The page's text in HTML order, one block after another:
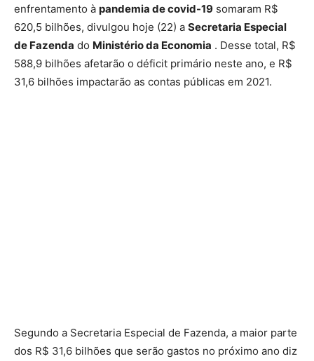
enfrentamento à pandemia de covid-19 somaram R$
620,5 bilhões, divulgou hoje (22) a Secretaria Especial
de Fazenda do Ministério da Economia . Desse total, R$
588,9 bilhões afetarão o déficit primário neste ano, e R$
31,6 bilhões impactarão as contas públicas em 2021.
Segundo a Secretaria Especial de Fazenda, a maior parte
dos R$ 31,6 bilhões que serão gastos no próximo ano diz